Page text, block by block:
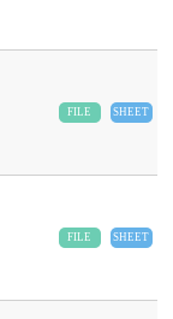
SHEET
FILE
SHEET
FILE